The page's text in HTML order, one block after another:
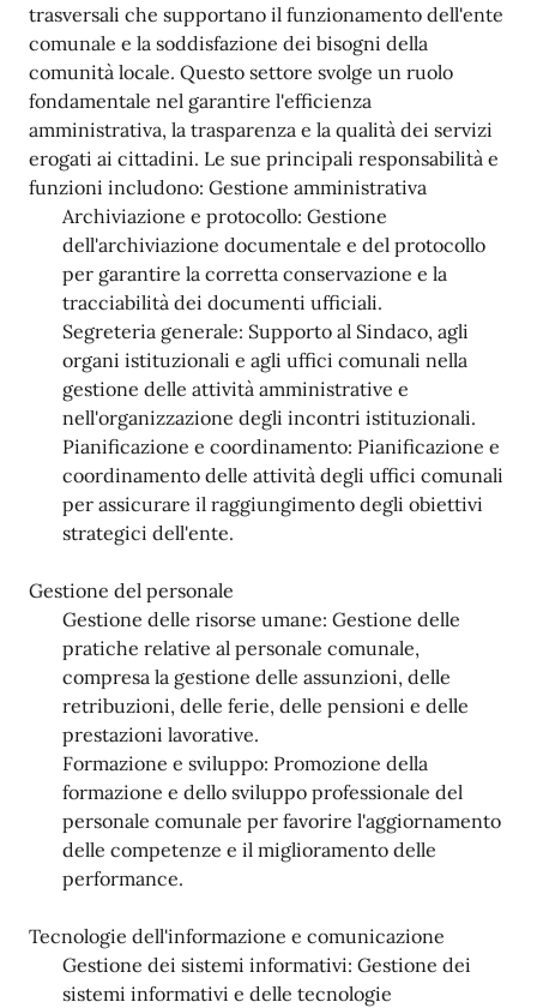
trasversali che supportano il funzionamento dell'ente
comunale e la soddisfazione dei bisogni della
comunità locale. Questo settore svolge un ruolo
fondamentale nel garantire l'efficienza
amministrativa, la trasparenza e la qualità dei servizi
erogati ai cittadini. Le sue principali responsabilità e
funzioni includono: Gestione amministrativa
Archiviazione e protocollo: Gestione
dell'archiviazione documentale e del protocollo
per garantire la corretta conservazione e la
tracciabilità dei documenti ufficiali.
Segreteria generale: Supporto al Sindaco, agli
organi istituzionali e agli uffici comunali nella
gestione delle attività amministrative e
nell'organizzazione degli incontri istituzionali.
Pianificazione e coordinamento: Pianificazione e
coordinamento delle attività degli uffici comunali
per assicurare il raggiungimento degli obiettivi
strategici dell'ente.
Gestione del personale
Gestione delle risorse umane: Gestione delle
pratiche relative al personale comunale,
compresa la gestione delle assunzioni, delle
retribuzioni, delle ferie, delle pensioni e delle
prestazioni lavorative.
Formazione e sviluppo: Promozione della
formazione e dello sviluppo professionale del
personale comunale per favorire l'aggiornamento
delle competenze e il miglioramento delle
performance.
Tecnologie dell'informazione e comunicazione
Gestione dei sistemi informativi: Gestione dei
sistemi informativi e delle tecnologie